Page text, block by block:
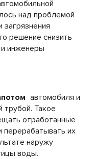
над проблемой
загрязнения
решение снизить
и инженеры
автомобиля и
трубой. Такое
отработанные
перерабатывать их
наружу
воды.